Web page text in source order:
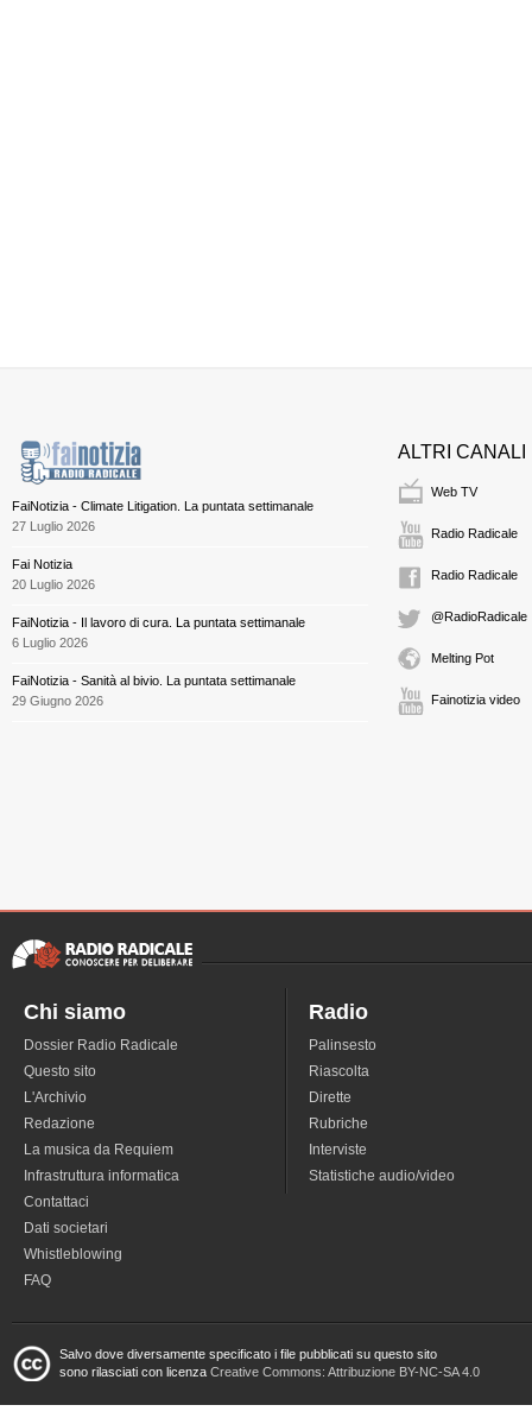
FaiNotizia - Climate Litigation. La puntata settimanale
27 Luglio 2026
Fai Notizia
20 Luglio 2026
FaiNotizia - Il lavoro di cura. La puntata settimanale
6 Luglio 2026
FaiNotizia - Sanità al bivio. La puntata settimanale
29 Giugno 2026
ALTRI CANALI
Web TV
Radio Radicale
Radio Radicale
@RadioRadicale
Melting Pot
Fainotizia video
Chi siamo
Dossier Radio Radicale
Questo sito
L'Archivio
Redazione
La musica da Requiem
Infrastruttura informatica
Contattaci
Dati societari
Whistleblowing
FAQ
Radio
Palinsesto
Riascolta
Dirette
Rubriche
Interviste
Statistiche audio/video
Salvo dove diversamente specificato i file pubblicati su questo sito
sono rilasciati con licenza Creative Commons: Attribuzione BY-NC-SA 4.0